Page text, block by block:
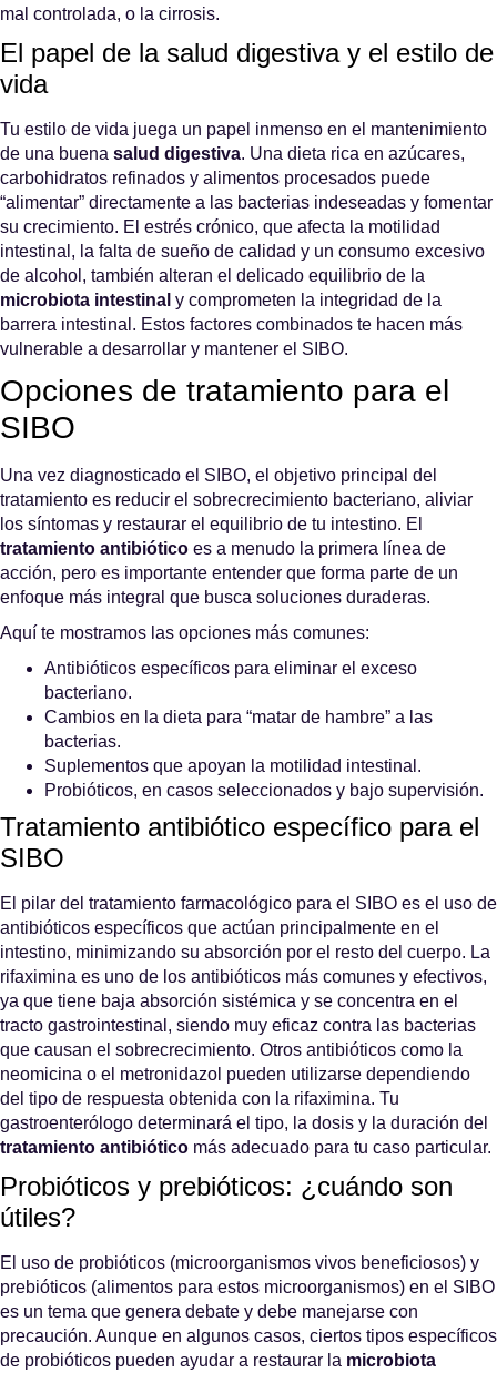
mal controlada, o la cirrosis.
El papel de la salud digestiva y el estilo de
vida
Tu estilo de vida juega un papel inmenso en el mantenimiento
de una buena salud digestiva. Una dieta rica en azúcares,
carbohidratos refinados y alimentos procesados puede
“alimentar” directamente a las bacterias indeseadas y fomentar
su crecimiento. El estrés crónico, que afecta la motilidad
intestinal, la falta de sueño de calidad y un consumo excesivo
de alcohol, también alteran el delicado equilibrio de la
microbiota intestinal y comprometen la integridad de la
barrera intestinal. Estos factores combinados te hacen más
vulnerable a desarrollar y mantener el SIBO.
Opciones de tratamiento para el
SIBO
Una vez diagnosticado el SIBO, el objetivo principal del
tratamiento es reducir el sobrecrecimiento bacteriano, aliviar
los síntomas y restaurar el equilibrio de tu intestino. El
tratamiento antibiótico es a menudo la primera línea de
acción, pero es importante entender que forma parte de un
enfoque más integral que busca soluciones duraderas.
Aquí te mostramos las opciones más comunes:
Antibióticos específicos para eliminar el exceso
bacteriano.
Cambios en la dieta para “matar de hambre” a las
bacterias.
Suplementos que apoyan la motilidad intestinal.
Probióticos, en casos seleccionados y bajo supervisión.
Tratamiento antibiótico específico para el
SIBO
El pilar del tratamiento farmacológico para el SIBO es el uso de
antibióticos específicos que actúan principalmente en el
intestino, minimizando su absorción por el resto del cuerpo. La
rifaximina es uno de los antibióticos más comunes y efectivos,
ya que tiene baja absorción sistémica y se concentra en el
tracto gastrointestinal, siendo muy eficaz contra las bacterias
que causan el sobrecrecimiento. Otros antibióticos como la
neomicina o el metronidazol pueden utilizarse dependiendo
del tipo de respuesta obtenida con la rifaximina. Tu
gastroenterólogo determinará el tipo, la dosis y la duración del
tratamiento antibiótico más adecuado para tu caso particular.
Probióticos y prebióticos: ¿cuándo son
útiles?
El uso de probióticos (microorganismos vivos beneficiosos) y
prebióticos (alimentos para estos microorganismos) en el SIBO
es un tema que genera debate y debe manejarse con
precaución. Aunque en algunos casos, ciertos tipos específicos
de probióticos pueden ayudar a restaurar la microbiota